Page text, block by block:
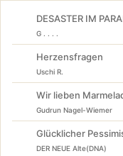
DESASTER IM
G . . . .
Herzensfragen
Uschi R.
Wir lieben
Gudrun Nagel-Wiemer
Glücklicher
DER NEUE Alte(DNA)